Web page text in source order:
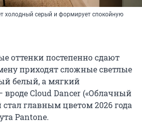
холодный серый и формирует спокойную
оттенки постепенно сдают
приходят сложные светлые
белый, а мягкий
Cloud Dancer («Облачный
главным цветом 2026 года
Pantone.